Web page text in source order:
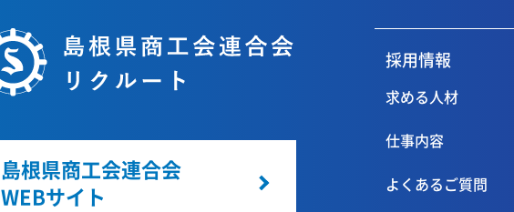
採用情報
求める人材
仕事内容
よくあるご質問
島根県商工会連合会
WEBサイト